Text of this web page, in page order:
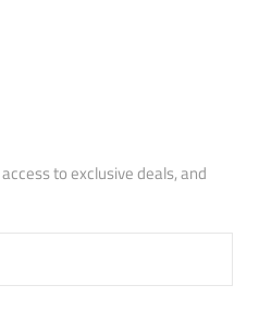
to exclusive deals, and